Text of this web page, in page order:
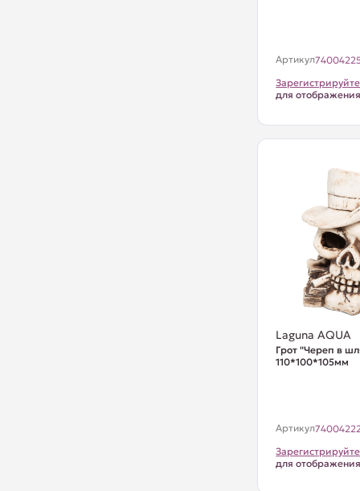
Артикул
для
Laguna AQUA
Грот "Череп в
110*100*105мм
Артикул
для